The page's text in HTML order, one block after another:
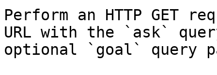
Perform an HTTP GET
URL with the `ask`
optional `goal` query